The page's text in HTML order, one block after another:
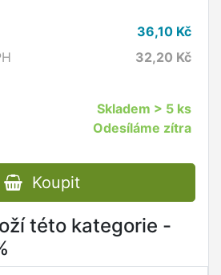
36,10 Kč
32,20 Kč
Skladem > 5 ks
Odesíláme zítra
Koupit
této kategorie -